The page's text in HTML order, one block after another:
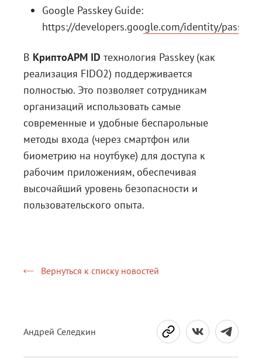
Google Passkey Guide:
https://developers.google.com/identity/passkeys
В КриптоАРМ ID технология Passkey (как
реализация FIDO2) поддерживается
полностью. Это позволяет сотрудникам
организаций использовать самые
современные и удобные беспарольные
методы входа (через смартфон или
биометрию на ноутбуке) для доступа к
рабочим приложениям, обеспечивая
высочайший уровень безопасности и
пользовательского опыта.
Вернуться к списку новостей
Андрей Селедкин